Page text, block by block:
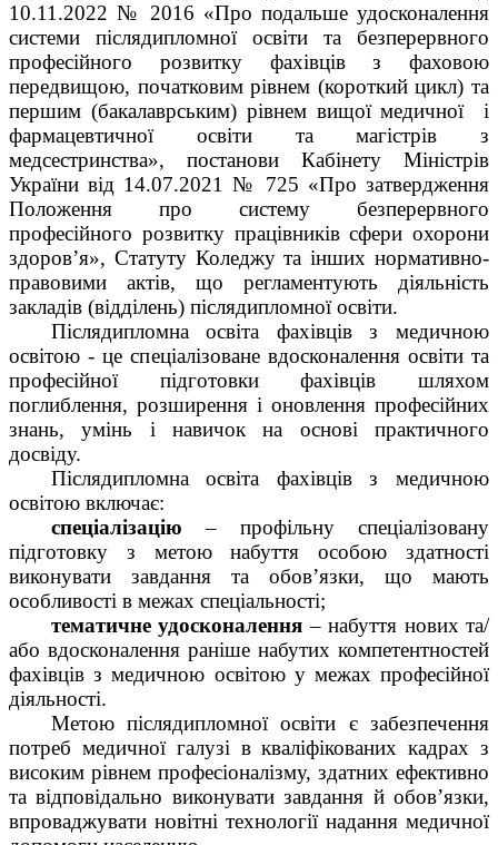
10.11.2022 № 2016 «Про подальше удосконалення
системи післядипломної освіти та безперервного
професійного розвитку фахівців з фаховою
передвищою, початковим рівнем (короткий цикл) та
першим (бакалаврським) рівнем вищої медичної і
фармацевтичної освіти та магістрів з
медсестринства», постанови Кабінету Міністрів
Українивід 14.07.2021 № 725 «Про затвердження
Положення про систему безперервного
професійного розвитку працівників сфери охорони
здоров’я», Статуту Коледжу та інших нормативно-
правовими актів, що регламентують діяльність
закладів (відділень) післядипломної освіти.
Післядипломна освіта фахівців з медичною
освітою - це спеціалізоване вдосконалення освіти та
професійної підготовки фахівців шляхом
поглиблення, розширення і оновлення професійних
знань, умінь і навичок на основі практичного
досвіду.
Післядипломна освіта фахівців з медичною
освітою включає:
спеціалізацію – профільну спеціалізовану
підготовку з метою набуття особою здатності
виконувати завдання та обов’язки, що мають
особливості в межах спеціальності;
тематичне удосконалення – набуття нових та/
або вдосконалення раніше набутих компетентностей
фахівців з медичною освітою у межах професійної
діяльності.
Метою післядипломної освіти є забезпечення
потреб медичної галузі в кваліфікованих кадрах з
високим рівнем професіоналізму, здатних ефективно
та відповідально виконувати завдання й обов’язки,
впроваджувати новітні технології надання медичної